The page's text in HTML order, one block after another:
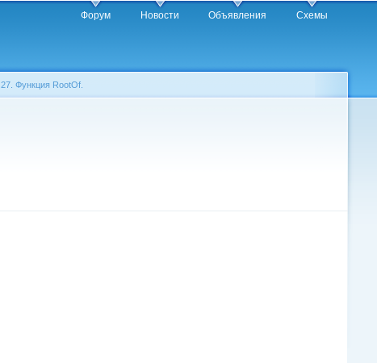
Форум Новости Объявления Схемы
27. Функция RootOf.